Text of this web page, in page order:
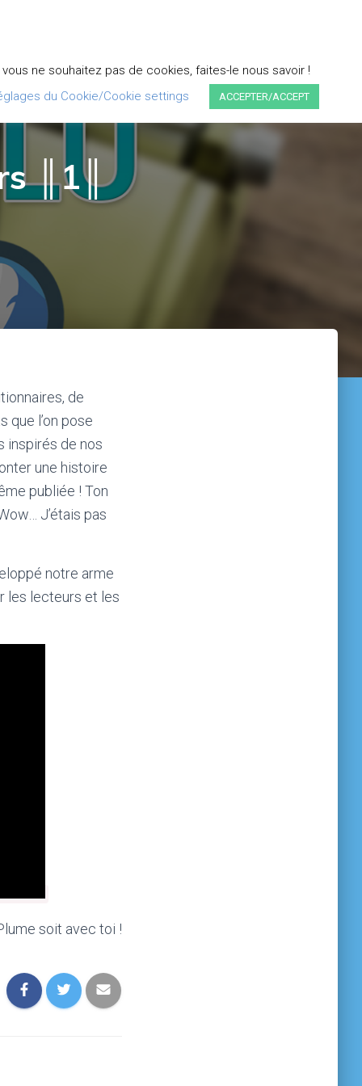
║1║
de
que l’on pose
inspirés de nos
une histoire
publiée ! Ton
J’étais pas
notre arme
les lecteurs et les
soit avec toi !
ne souhaitez pas de cookies, faites-le nous savoir !
du Cookie/Cookie settings ACCEPTER/ACCEPT